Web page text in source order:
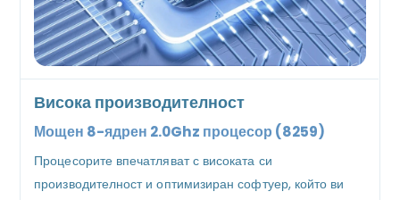
Висока производителност
Мощен 8-ядрен 2.0Ghz процесор (8259)
Процесорите впечатляват с високата си
производителност и оптимизиран софтуер, който ви